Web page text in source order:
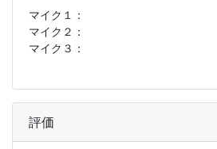
マイク１：
マイク２：
マイク３：
評価